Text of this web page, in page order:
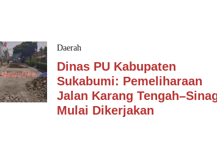
Daerah
Dinas PU Kabupaten
Sukabumi: Pemeliharaan
Jalan Karang
Mulai Dikerjakan